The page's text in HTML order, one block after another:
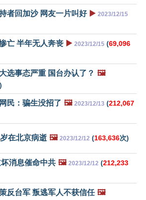
者回加沙 网友一片叫好 ▶️ 2023/12/15
亡 半年无人奔丧 ▶️ 2023/12/15 (69,096
选事态严重 国台办认了？ 🖼️
民：骗生没招了 🖼️ 2023/12/13 (212,067
在北京病逝 🖼️ 2023/12/12 (163,636次)
消息催命中共 🖼️ 2023/12/12 (212,233
反台军 叛逃军人不获信任 🖼️